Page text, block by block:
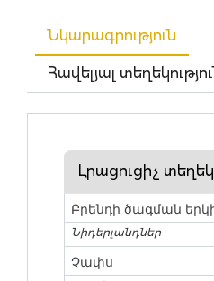
Նկարագրություն
Հավելյալ
Լրացուցիչ
Բրենդի ծագման
Նիդերլանդներ
Չափս